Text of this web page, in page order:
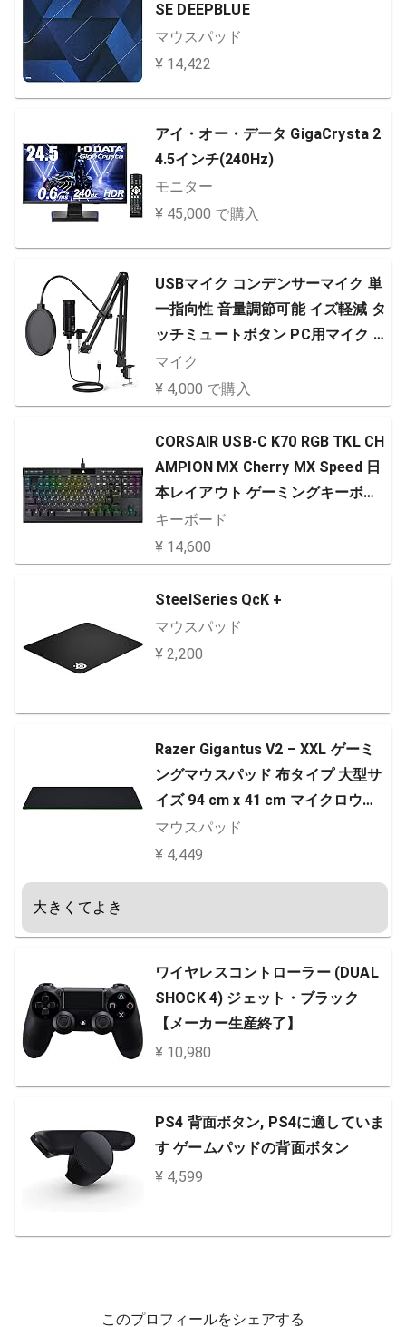
SE DEEPBLUE
マウスパッド
¥ 14,422
アイ・オー・データ GigaCrysta 2
4.5インチ(240Hz)
モニター
¥ 45,000 で購入
USBマイク コンデンサーマイク 単
一指向性 音量調節可能 イズ軽減 タ
ッチミュートボタン PC用マイク パ
ソコンマイク 三脚マイクスタンド
付属 ゲーム実況 録音 在宅勤務 生
放送 Skype ライブ配信 Windows/
Mac対応
マイク
¥ 4,000 で購入
CORSAIR USB-C K70 RGB TKL CH
AMPION MX Cherry MX Speed 日
本レイアウト ゲーミングキーボー
ド CH-9119014-JP
キーボード
¥ 14,600
SteelSeries QcK +
マウスパッド
¥ 2,200
Razer Gigantus V2 – XXL ゲーミ
ングマウスパッド 布タイプ 大型サ
イズ 94 cm x 41 cm マイクロウェ
ーブクロス 【日本正規代理店保証
品】 RZ02-03330400-R3M1
マウスパッド
¥ 4,449
大きくてよき
ワイヤレスコントローラー (DUAL
SHOCK 4) ジェット・ブラック
【メーカー生産終了】
¥ 10,980
PS4 背面ボタン, PS4に適していま
す ゲームパッドの背面ボタン
¥ 4,599
このプロフィールをシェアする